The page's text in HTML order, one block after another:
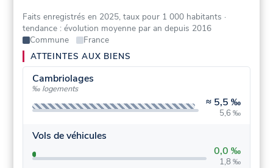
Faits enregistrés en 2025, taux pour 1 000 habitants ·
tendance : évolution moyenne par an depuis 2016
Commune
France
ATTEINTES AUX BIENS
Cambriolages
‰ logements
≈ 5,5 ‰
5,6 ‰
Vols de véhicules
0,0 ‰
1,8 ‰